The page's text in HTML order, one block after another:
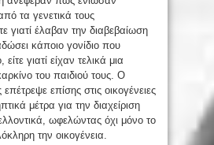
τα γενετικά τους
γιατί έλαβαν την διαβεβαίωση
κάποιο γονίδιο που
γιατί είχαν τελικά μια
του παιδιού τους. Ο
επέτρεψε επίσης στις οικογένειες
μέτρα για την διαχείριση
ωφελώντας όχι μόνο το
την οικογένεια.